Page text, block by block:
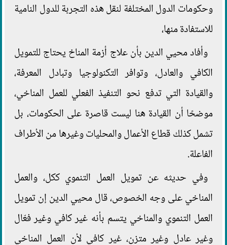
وحكومات الدول المختلفة لنقل هذه التجربة للدول النامية
للاستفادة منها،
وأفاد محيي الدين بأن علاج أزمة المناخ يحتاج للتمويل
الكافي والعادل، وتوافر التكنولوجيا وتبادل المعرفة،
والقيادة التي تدفع نحو التنفيذ الفعلي للعمل المناخي،
موضحًا أن القيادة هنا ليست قاصرة على الحكومات، بل
تشمل كذلك قطاع الأعمال والمحليات وغيرها من الأطراف
الفاعلة.
وفي حديثه عن تمويل العمل التنموي ككل، والعمل
المناخي على وجه الخصوص، قال محيي الدين إن تمويل
العمل التنموي والمناخي يتسم بأنه غير كافي وغير فعّال
وغير عادل وغير متزن، غير كافي لأن العمل المناخي